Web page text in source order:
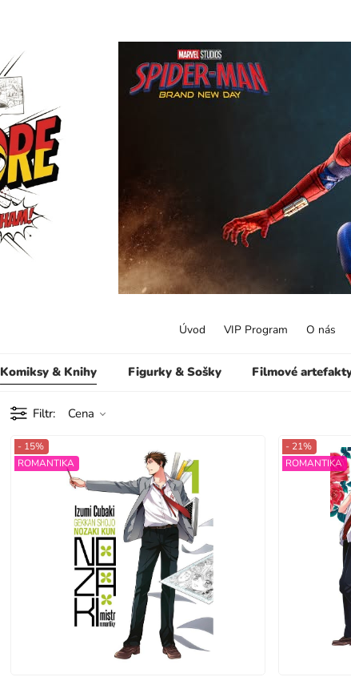
Komiksy & Knihy Figurky & Sošky Filmové
Úvod VIP Program O nás
Filtr Cena
- 15%
ROMANTIKA
- 21%
ROMANTIKA